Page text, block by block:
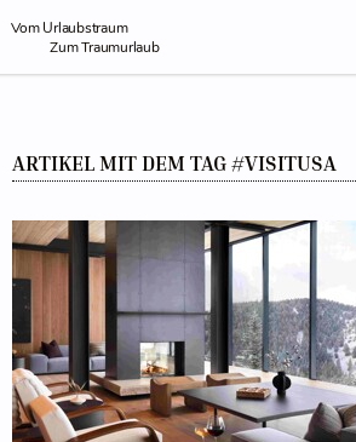
Vom Urlaubstraum
Zum Traumurlaub
ARTIKEL MIT DEM TAG #VISITUSA